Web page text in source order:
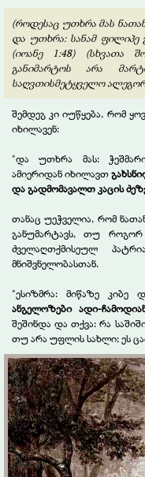
(როდესაც უთხრა მას
და უთხრა: სანამ ფილიპე
(იოანე 1:48) (სხვათა
განიმარტოს არა
საღვთისმეტყველო
შემდეგ კი იუწყება, რომ
იხილავენ:
"და უთხრა მას:
ამიერიდან იხილავთ
და გადმომავალთ კაცის
თანაც უეჭველია, რომ
განუმარტავს, თუ როგორ
ძველაღთქმისეულ
მნიშვნელობასთან.
"ესიზმრა: მიწაზე
ანგელოზები ადი-
შეშინდა და თქვა: რა
თუ არა უფლის სახლი; ეს